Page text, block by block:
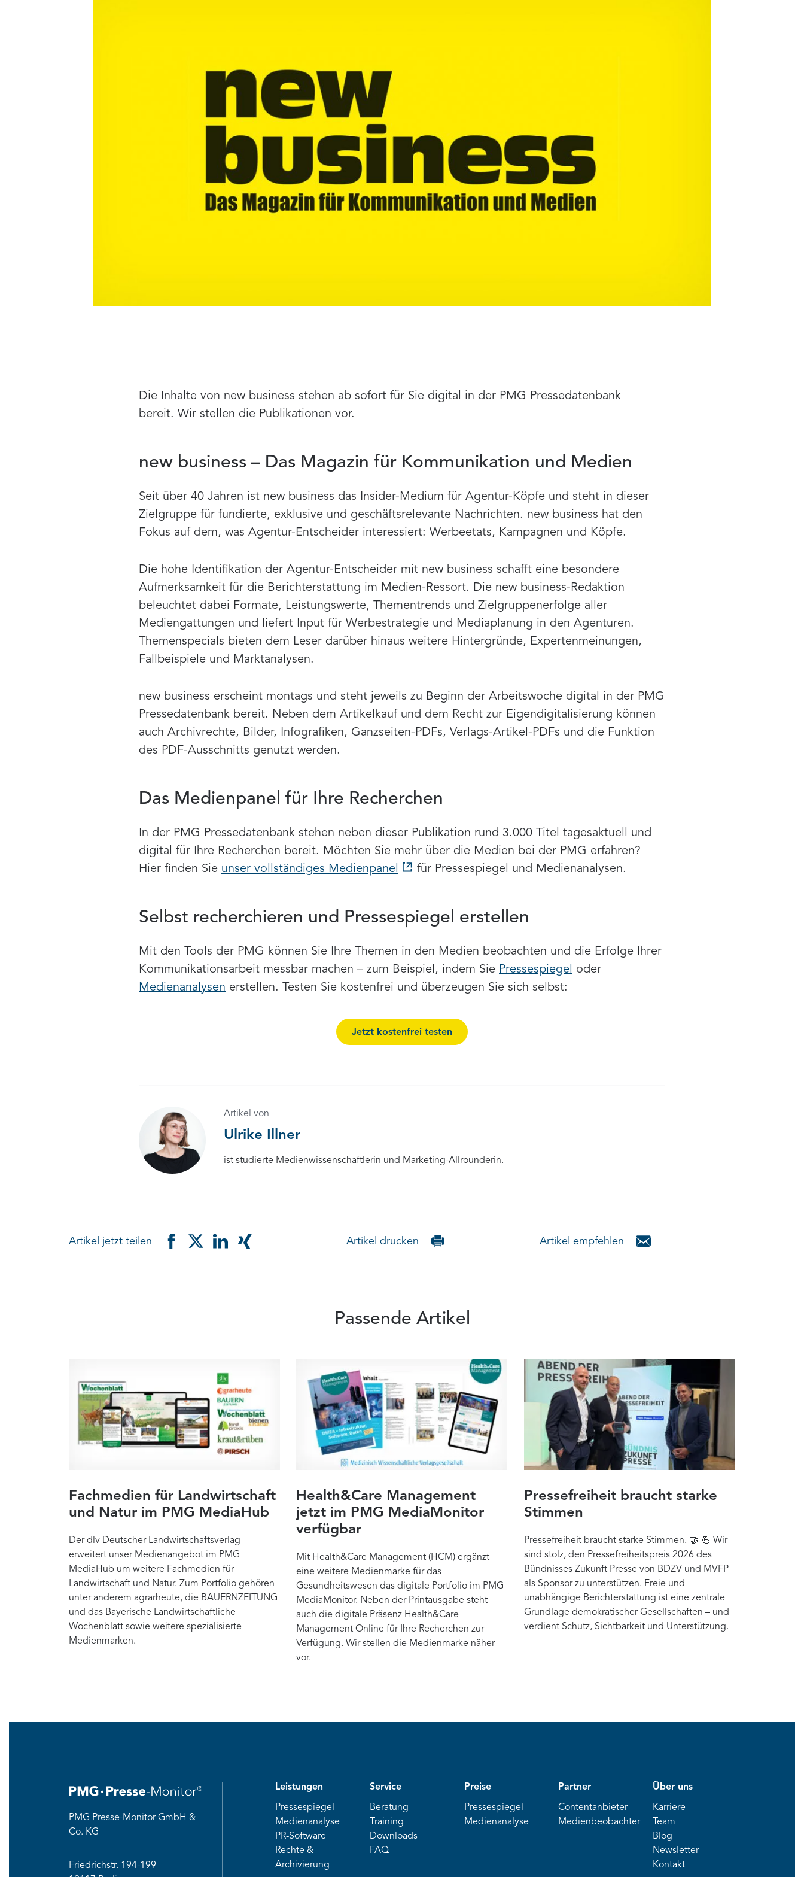
Die Inhalte von new business stehen ab sofort für Sie digital in der PMG Pressedatenbank
bereit. Wir stellen die Publikationen vor.
new business – Das Magazin für Kommunikation und Medien
Seit über 40 Jahren ist new business das Insider-Medium für Agentur-Köpfe und steht in dieser
Zielgruppe für fundierte, exklusive und geschäftsrelevante Nachrichten. new business hat den
Fokus auf dem, was Agentur-Entscheider interessiert: Werbeetats, Kampagnen und Köpfe.
Die hohe Identifikation der Agentur-Entscheider mit new business schafft eine besondere
Aufmerksamkeit für die Berichterstattung im Medien-Ressort. Die new business-Redaktion
beleuchtet dabei Formate, Leistungswerte, Thementrends und Zielgruppenerfolge aller
Mediengattungen und liefert Input für Werbestrategie und Mediaplanung in den Agenturen.
Themenspecials bieten dem Leser darüber hinaus weitere Hintergründe, Expertenmeinungen,
Fallbeispiele und Marktanalysen.
new business erscheint montags und steht jeweils zu Beginn der Arbeitswoche digital in der PMG
Pressedatenbank bereit. Neben dem Artikelkauf und dem Recht zur Eigendigitalisierung können
auch Archivrechte, Bilder, Infografiken, Ganzseiten-PDFs, Verlags-Artikel-PDFs und die Funktion
des PDF-Ausschnitts genutzt werden.
Das Medienpanel für Ihre Recherchen
In der PMG Pressedatenbank stehen neben dieser Publikation rund 3.000 Titel tagesaktuell und
digital für Ihre Recherchen bereit. Möchten Sie mehr über die Medien bei der PMG erfahren?
Hier finden Sie unser vollständiges Medienpanel für Pressespiegel und Medienanalysen.
Selbst recherchieren und Pressespiegel erstellen
Mit den Tools der PMG können Sie Ihre Themen in den Medien beobachten und die Erfolge Ihrer
Kommunikationsarbeit messbar machen – zum Beispiel, indem Sie Pressespiegel oder
Medienanalysen erstellen. Testen Sie kostenfrei und überzeugen Sie sich selbst:
Jetzt kostenfrei testen
Artikel von
Ulrike Illner
ist studierte Medienwissenschaftlerin und Marketing-Allrounderin.
Artikel jetzt teilen Artikel drucken Artikel empfehlen
Passende Artikel
Fachmedien für Landwirtschaft
und Natur im PMG MediaHub
Der dlv Deutscher Landwirtschaftsverlag
erweitert unser Medienangebot im PMG
MediaHub um weitere Fachmedien für
Landwirtschaft und Natur. Zum Portfolio gehören
unter anderem agrarheute, die BAUERNZEITUNG
und das Bayerische Landwirtschaftliche
Wochenblatt sowie weitere spezialisierte
Medienmarken.
Health&Care Management
jetzt im PMG MediaMonitor
verfügbar
Mit Health&Care Management (HCM) ergänzt
eine weitere Medienmarke für das
Gesundheitswesen das digitale Portfolio im PMG
MediaMonitor. Neben der Printausgabe steht
auch die digitale Präsenz Health&Care
Management Online für Ihre Recherchen zur
Verfügung. Wir stellen die Medienmarke näher
vor.
Pressefreiheit braucht starke
Stimmen
Pressefreiheit braucht starke Stimmen. 🤝 💪 Wir
sind stolz, den Pressefreiheitspreis 2026 des
Bündnisses Zukunft Presse von BDZV und MVFP
als Sponsor zu unterstützen. Freie und
unabhängige Berichterstattung ist eine zentrale
Grundlage demokratischer Gesellschaften – und
verdient Schutz, Sichtbarkeit und Unterstützung.
PMG Presse-Monitor GmbH &
Co. KG
Friedrichstr. 194-199
Leistungen
Pressespiegel
Medienanalyse
PR-Software
Rechte &
Archivierung
Service
Beratung
Training
Downloads
FAQ
Preise
Pressespiegel
Medienanalyse
Partner
Contentanbieter
Medienbeobachter
Über uns
Karriere
Team
Blog
Newsletter
Kontakt